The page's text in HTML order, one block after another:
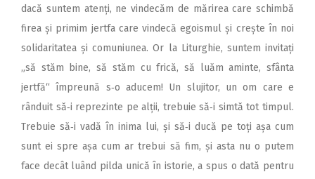
dacă suntem atenți, ne vindecăm de mărirea care schimbă
firea și primim jertfa care vindecă egoismul și crește în noi
solidaritatea și comuniunea. Or la Liturghie, suntem invitați
„să stăm bine, să stăm cu frică, să luăm aminte, sfânta
jertfă“ împreună s‑o aducem! Un slujitor, un om care e
rânduit să‑i reprezinte pe alții, trebuie să‑i simtă tot timpul.
Trebuie să‑i vadă în inima lui, și să‑i ducă pe toți așa cum
sunt ei spre așa cum ar trebui să fim, și asta nu o putem
face decât luând pilda unică în istorie, a spus o dată pentru